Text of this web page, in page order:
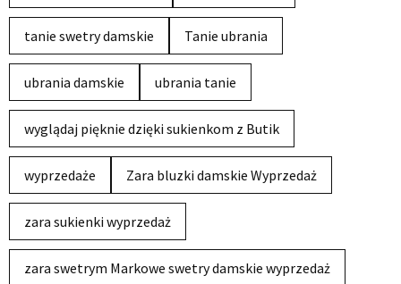
tanie swetry damskie Tanie ubrania
ubrania damskie ubrania tanie
wyglądaj pięknie dzięki sukienkom z Butik
wyprzedaże Zara bluzki damskie Wyprzedaż
zara sukienki wyprzedaż
zara swetrym Markowe swetry damskie wyprzedaż